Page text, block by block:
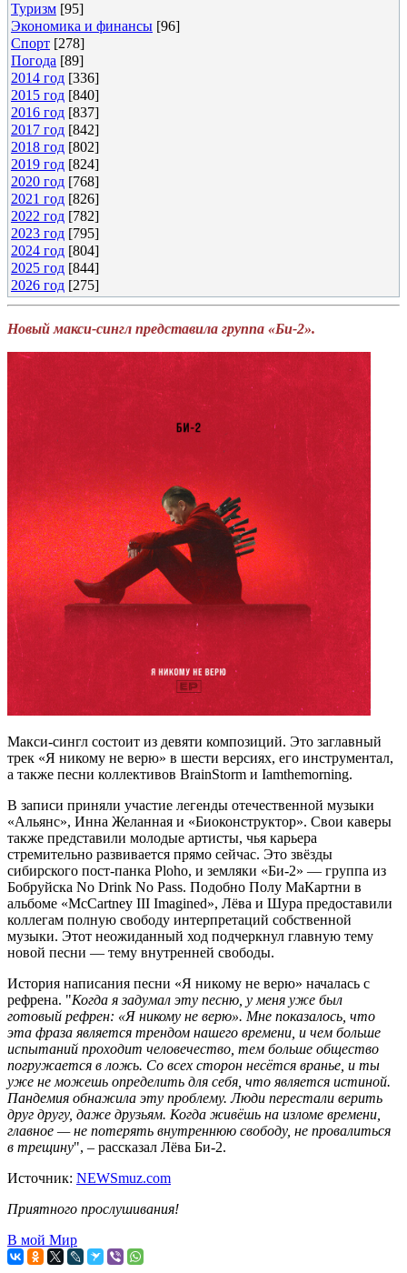
Туризм [95]
Экономика и финансы [96]
Спорт [278]
Погода [89]
2014 год [336]
2015 год [840]
2016 год [837]
2017 год [842]
2018 год [802]
2019 год [824]
2020 год [768]
2021 год [826]
2022 год [782]
2023 год [795]
2024 год [804]
2025 год [844]
2026 год [275]
Новый макси-сингл представила группа «Би-2».
Макси-сингл состоит из девяти композиций. Это заглавный
трек «Я никому не верю» в шести версиях, его инструментал,
а также песни коллективов BrainStorm и Iamthemorning.
В записи приняли участие легенды отечественной музыки
«Альянс», Инна Желанная и «Биоконструктор». Свои каверы
также представили молодые артисты, чья карьера
стремительно развивается прямо сейчас. Это звёзды
сибирского пост-панка Ploho, и земляки «Би-2» — группа из
Бобруйска No Drink No Pass. Подобно Полу МаКартни в
альбоме «McCartney III Imagined», Лёва и Шура предоставили
коллегам полную свободу интерпретаций собственной
музыки. Этот неожиданный ход подчеркнул главную тему
новой песни — тему внутренней свободы.
История написания песни «Я никому не верю» началась с
рефрена. "Когда я задумал эту песню, у меня уже был
готовый рефрен: «Я никому не верю». Мне показалось, что
эта фраза является трендом нашего времени, и чем больше
испытаний проходит человечество, тем больше общество
погружается в ложь. Со всех сторон несётся вранье, и ты
уже не можешь определить для себя, что является истиной.
Пандемия обнажила эту проблему. Люди перестали верить
друг другу, даже друзьям. Когда живёшь на изломе времени,
главное — не потерять внутреннюю свободу, не провалиться
в трещину", – рассказал Лёва Би-2.
Источник: NEWSmuz.com
Приятного прослушивания!
В мой Мир